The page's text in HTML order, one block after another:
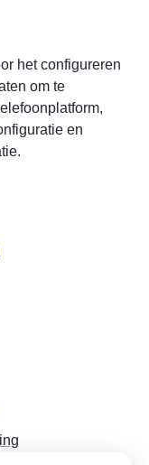
het configureren
om te
en